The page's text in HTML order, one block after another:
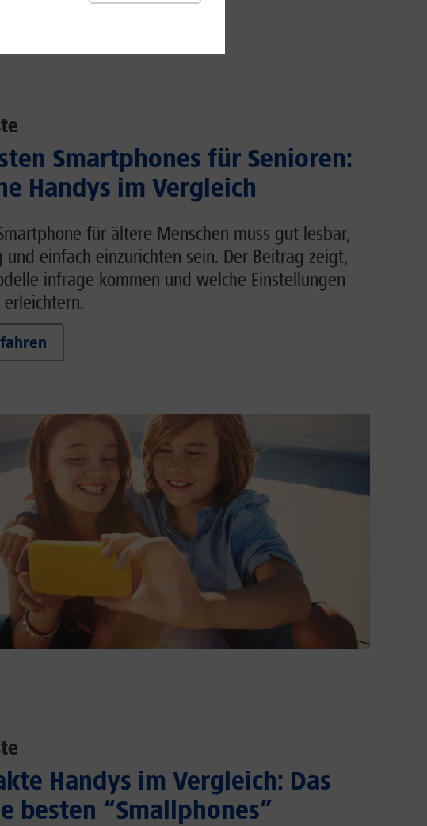
Smartphones für Senioren:
Handys im Vergleich
für ältere Menschen muss gut lesbar,
und einfach einzurichten sein. Der Beitrag zeigt,
infrage kommen und welche Einstellungen
Handys im Vergleich: Das
besten “Smallphones”